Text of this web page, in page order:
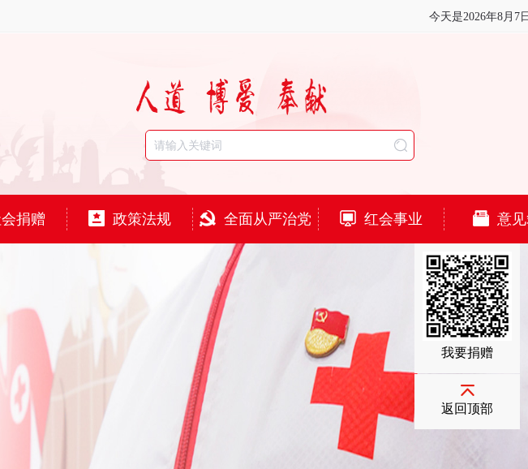
今天是2026年8月7
捐赠 政策法规 全面从严治党 红会事业 意
我要捐赠
返回顶部